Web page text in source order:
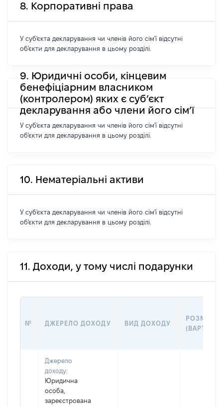
8. Корпоративні права
У суб'єкта декларування чи членів його сім'ї відсутні
об'єкти для декларування в цьому розділі.
9. Юридичні особи, кінцевим
бенефіціарним власником
(контролером) яких є суб’єкт
декларування або члени його сім’ї
У суб'єкта декларування чи членів його сім'ї відсутні
об'єкти для декларування в цьому розділі.
10. Нематеріальні активи
У суб'єкта декларування чи членів його сім'ї відсутні
об'єкти для декларування в цьому розділі.
11. Доходи, у тому числі подарунки
№ ДЖЕРЕЛО ДОХОДУ ВИД ДОХОДУ
РОЗМІР
Джерело
доходу:
Юридична
особа,
зареєстрована